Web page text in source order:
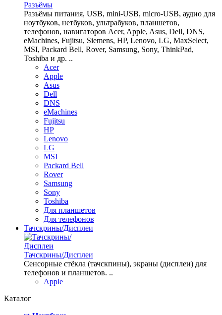
Разъёмы
Разъёмы питания, USB, mini-USB, micro-USB, аудио для
ноутбуков, нетбуков, ультрабуков, планшетов,
телефонов, навигаторов Acer, Apple, Asus, Dell, DNS,
eMachines, Fujitsu, Siemens, HP, Lenovo, LG, MaxSelect,
MSI, Packard Bell, Rover, Samsung, Sony, ThinkPad,
Toshiba и др. ..
Acer
Apple
Asus
Dell
DNS
eMachines
Fujitsu
HP
Lenovo
LG
MSI
Packard Bell
Rover
Samsung
Sony
Toshiba
Для планшетов
Для телефонов
Тачскрины/Дисплеи
Тачскрины/Дисплеи
Сенсорные стёкла (тачскпины), экраны (дисплеи) для
телефонов и планшетов. ..
Apple
Каталог